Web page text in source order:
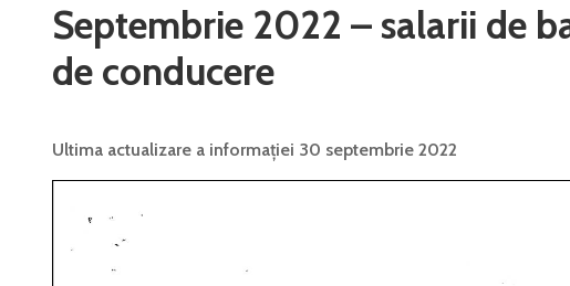
Septembrie 2022 – salarii de
de conducere
Ultima actualizare a informației 30 septembrie 2022